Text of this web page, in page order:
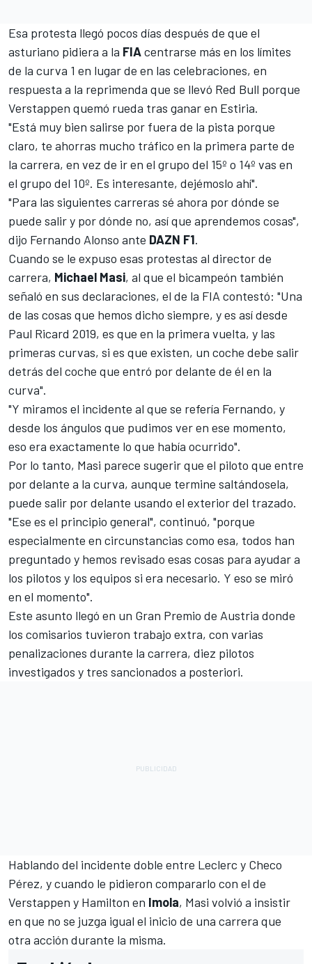
Esa protesta llegó pocos días después de que el
asturiano pidiera a la FIAcentrarse más en los límites
de la curva 1 en lugar de en las celebraciones, en
respuesta a la reprimenda que se llevó Red Bull porque
Verstappen quemó rueda tras ganar en Estiria.
"Está muy bien salirse por fuera de la pista porque
claro, te ahorras mucho tráfico en la primera parte de
la carrera, en vez de ir en el grupo del 15º o 14º vas en
el grupo del 10º. Es interesante, dejémoslo ahí".
"Para las siguientes carreras sé ahora por dónde se
puede salir y por dónde no, así que aprendemos cosas",
dijo Fernando Alonso ante DAZN F1.
Cuando se le expuso esas protestas al director de
carrera, Michael Masi, al que el bicampeón también
señaló en sus declaraciones, el de la FIA contestó: "Una
de las cosas que hemos dicho siempre, y es así desde
Paul Ricard 2019, es que en la primera vuelta, y las
primeras curvas, si es que existen, un coche debe salir
detrás del coche que entró por delante de él en la
curva".
"Y miramos el incidente al que se refería Fernando, y
desde los ángulos que pudimos ver en ese momento,
eso era exactamente lo que había ocurrido".
Por lo tanto, Masi parece sugerir que el piloto que entre
por delante a la curva, aunque termine saltándosela,
puede salir por delante usando el exterior del trazado.
"Ese es el principio general", continuó, "porque
especialmente en circunstancias como esa, todos han
preguntado y hemos revisado esas cosas para ayudar a
los pilotos y los equipos si era necesario. Y eso se miró
en el momento".
Este asunto llegó en un Gran Premio de Austria donde
los comisarios tuvieron trabajo extra, con varias
penalizaciones durante la carrera, diez pilotos
investigados y tres sancionados a posteriori.
Hablando del incidente doble entre Leclerc y Checo
Pérez, y cuando le pidieron compararlo con el de
Verstappen y Hamilton en Imola, Masi volvió a insistir
en que no se juzga igual el inicio de una carrera que
otra acción durante la misma.